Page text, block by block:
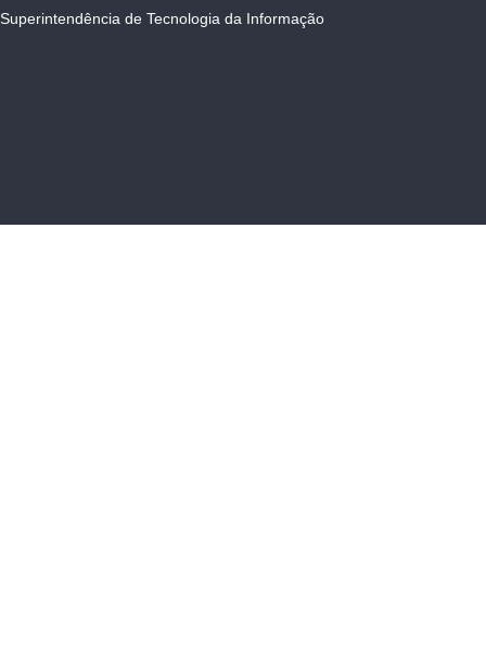
Superintendência de Tecnologia da Informação